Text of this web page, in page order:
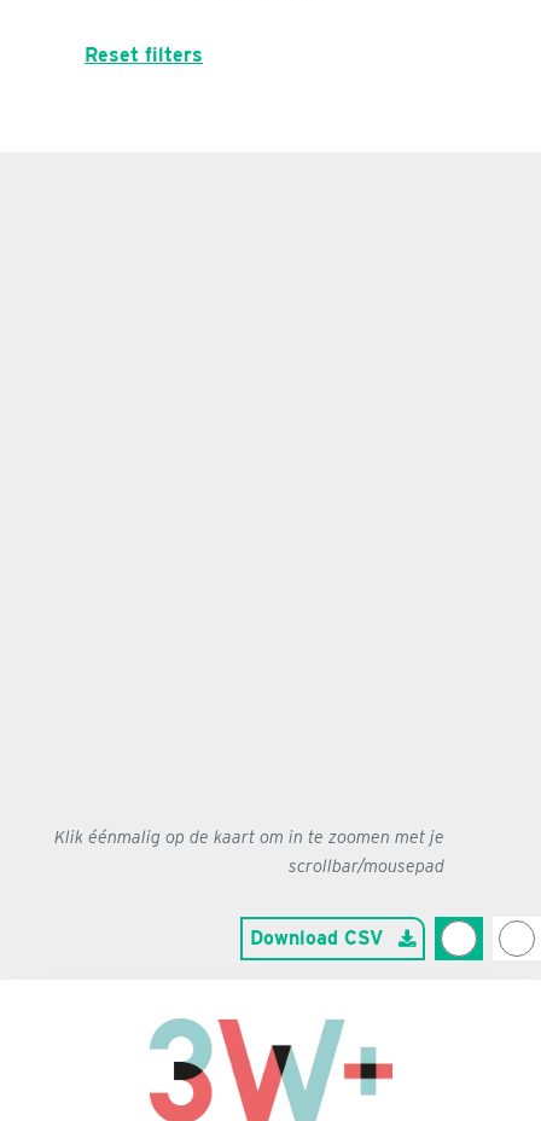
Reset filters
Klik éénmalig op de kaart om in te zoomen met je
scrollbar/mousepad
Download CSV